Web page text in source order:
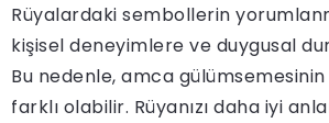
Rüyalardaki sembollerin
kişisel deneyimlere ve duygusal
Bu nedenle, amca gülümsemesinin
farklı olabilir. Rüyanızı daha iyi